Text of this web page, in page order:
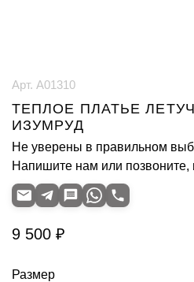
Арт. А01310
ТЕПЛОЕ ПЛАТЬЕ
ИЗУМРУД
Не уверены в правильном
Напишите нам или
9 500 ₽
Размер